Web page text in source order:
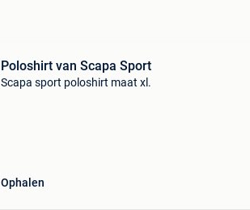
Poloshirt van Scapa Sport
Scapa sport poloshirt maat xl.
Ophalen